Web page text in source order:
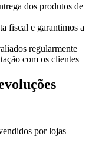
dos produtos de
fiscal e garantimos a
regularmente
com os clientes
por lojas